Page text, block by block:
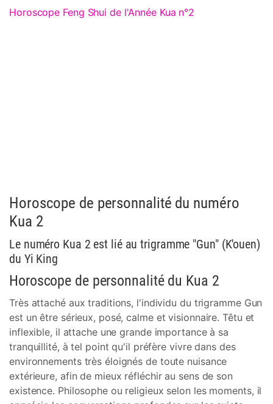
Horoscope Feng Shui de l'Année Kua n°2
Horoscope de personnalité du numéro
Kua 2
Le numéro Kua 2 est lié au trigramme "Gun" (K'ouen)
du Yi King
Horoscope de personnalité du Kua 2
Très attaché aux traditions, l'individu du trigramme Gun
est un être sérieux, posé, calme et visionnaire. Têtu et
inflexible, il attache une grande importance à sa
tranquillité, à tel point qu'il préfère vivre dans des
environnements très éloignés de toute nuisance
extérieure, afin de mieux réfléchir au sens de son
existence. Philosophe ou religieux selon les moments, il